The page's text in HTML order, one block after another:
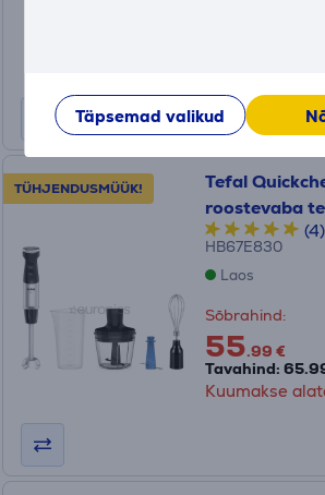
Täpsemad valikud
TÜHJENDUSMÜÜK!
Tefal
roostevaba
(4)
HB67E830
Laos
Sõbrahind:
55.99 €
Tavahind:
Kuumakse